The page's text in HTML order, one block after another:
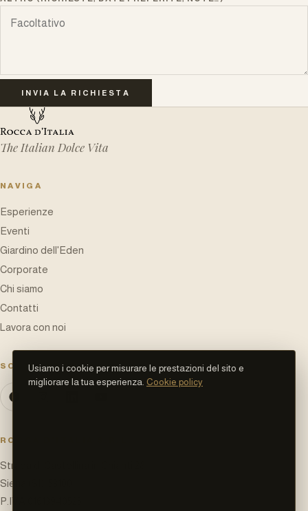
INVIA LA RICHIESTA
The Italian Dolce Vita
NAVIGA
Esperienze
Eventi
Giardino dell'Eden
Corporate
Chi siamo
Contatti
Lavora con noi
SOCIAL NETWORK
ROCCA D'ITALIA S.R.L.
Strada di Castellina in Chianti 28
Siena (SI)
P.IVA
Usiamo i cookie per misurare le prestazioni del sito e
migliorare la tua esperienza. Cookie policy